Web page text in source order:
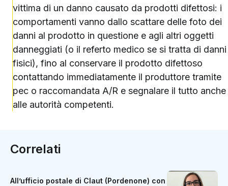
vittima di un danno causato da prodotti difettosi: i
comportamenti vanno dallo scattare delle foto dei
danni al prodotto in questione e agli altri oggetti
danneggiati (o il referto medico se si tratta di danni
fisici), fino al conservare il prodotto difettoso
contattando immediatamente il produttore tramite
pec o raccomandata A/R e segnalare il tutto anche
alle autorità competenti.
Correlati
All’ufficio postale di Claut (Pordenone) con